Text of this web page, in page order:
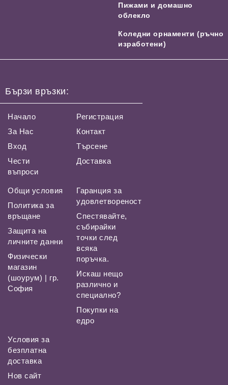
Пижами и домашно
облекло
Коледни орнаменти (ръчно
изработени)
Бързи връзки:
Начало
За Нас
Вход
Чести
въпроси
Регистрация
Контакт
Търсене
Доставка
Общи условия
Политика за
връщане
Защита на
личните данни
Физически
магазин
(шоурум) | гр.
София
Гаранция за
удовлетвореност
Спестявайте,
събирайки
точки след
всяка
поръчка.
Искаш нещо
различно и
специално?
Покупки на
едро
Условия за
безплатна
доставка
Нов сайт